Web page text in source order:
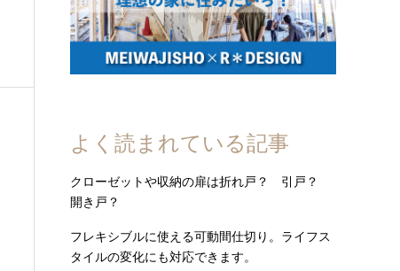
よく読まれている記事
クローゼットや収納の扉は折れ戸？ 引戸？
開き戸？
フレキシブルに使える可動間仕切り。ライフス
タイルの変化にも対応できます。